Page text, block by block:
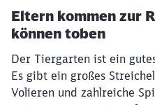
Eltern kommen zur
können toben
Der Tiergarten ist ein
Es gibt ein großes
Volieren und zahlreiche